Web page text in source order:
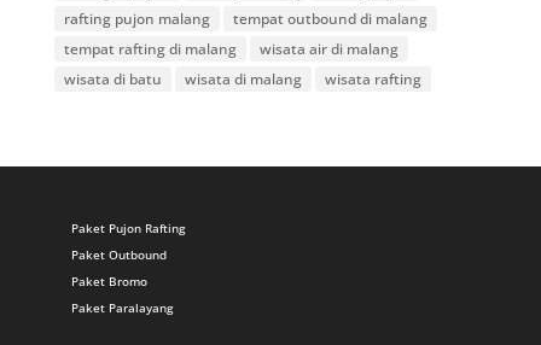
rafting pujon malang
tempat outbound di malang
tempat rafting di malang
wisata air di malang
wisata di batu
wisata di malang wisata rafting
Paket Pujon Rafting
Paket Outbound
Paket Bromo
Paket Paralayang